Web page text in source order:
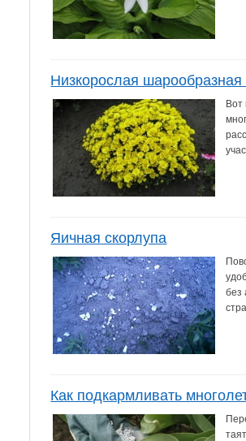
Низкорослая шарообразная
Вот
Яичная скорлупа
без
Как подкармливать